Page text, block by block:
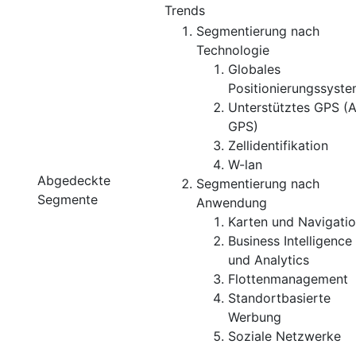
Trends
Abgedeckte
Segmente
Segmentierung nach
Technologie
Globales
Unterstütztes GPS
GPS)
Zellidentifikation
W-lan
Segmentierung nach
Anwendung
Karten und
Business Intelligence
und Analytics
Flottenmanagement
Standortbasierte
Werbung
Soziale Netzwerke